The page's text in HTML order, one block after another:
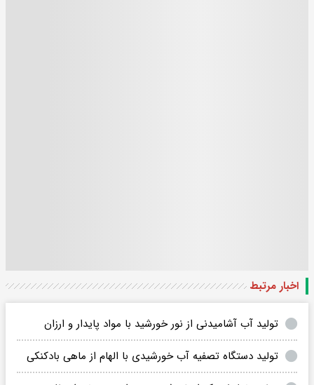
اخبار مرتبط
تولید آب آشامیدنی از نور خورشید با مواد پایدار و ارزان
تولید دستگاه تصفیه آب خورشیدی با الهام از ماهی بادکنکی